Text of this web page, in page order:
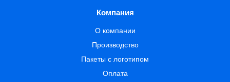
Компания
О компании
Производство
Пакеты с логотипом
Оплата